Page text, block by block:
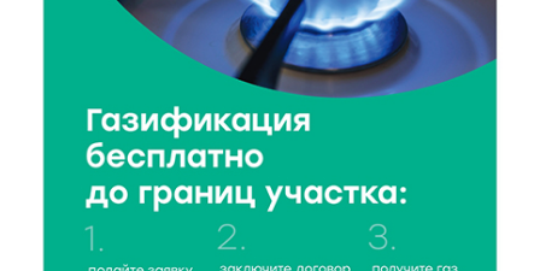
60
Энергетики «Тверьэнерго» готовятся к ухудшению
погодных условий
7 Авг 2026 11:01 129
Оловянные солдатики и реликвии прошлого: что
можно увидеть на новой выставке в Торжке